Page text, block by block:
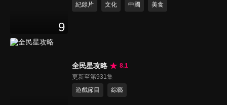
9
紀錄片
文化 中國 美食
全民星攻略
8.1
更新至第931集
遊戲節目
綜藝